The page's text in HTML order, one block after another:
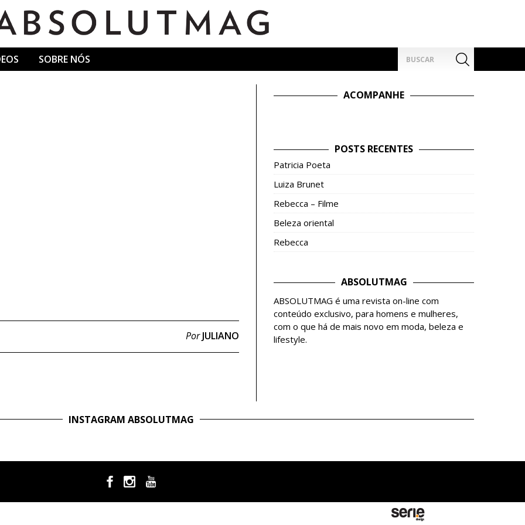
SOBRE NÓS
por:
PorJULIANO
ACOMPANHE
POSTS RECENTES
Patricia Poeta
Luiza Brunet
Rebecca – Filme
Beleza oriental
Rebecca
ABSOLUTMAG
ABSOLUTMAG é uma revista on-line com
conteúdo exclusivo, para homens e mulheres,
com o que há de mais novo em moda, beleza e
lifestyle.
INSTAGRAM ABSOLUTMAG